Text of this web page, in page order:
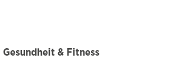
Gesundheit & Fitness